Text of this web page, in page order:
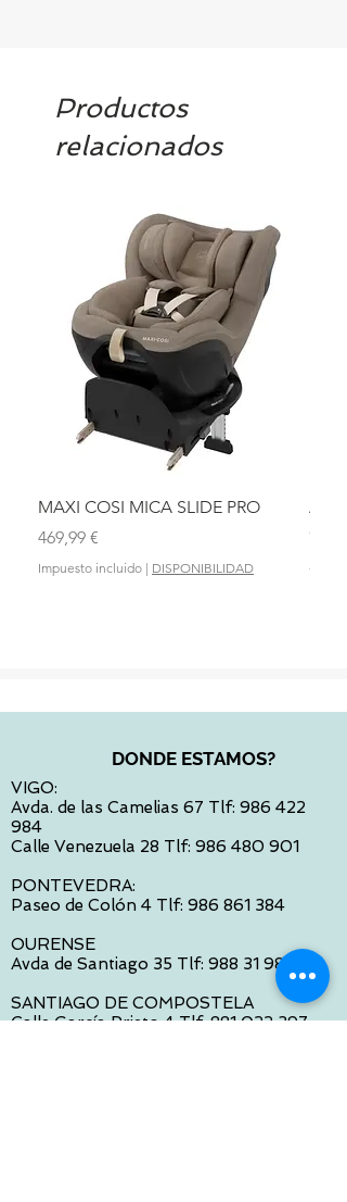
Productos
relacionados
MAXI COSI MICA SLIDE PRO
Precio
469,99 €
Impuesto incluido | DISPONIBILIDAD
DONDE ESTAMOS?
VIGO:
Avda. de las Camelias 67 Tlf: 986 422
984
Calle Venezuela 28 Tlf: 986 480 901
PONTEVEDRA:
Paseo de Colón 4 Tlf: 986 861 384
OURENSE
Avda de Santiago 35 Tlf: 988 31 98 26
SANTIAGO DE COMPOSTELA
Calle García Prieto 4 Tlf:881 022 397